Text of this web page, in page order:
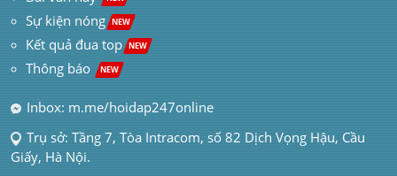
Sự kiện nóng NEW
Kết quả đua top NEW
Thông báo NEW
Inbox: m.me/hoidap247online
Trụ sở: Tầng 7, Tòa Intracom, số 82 Dịch Vọng Hậu, Cầu
Giấy, Hà Nội.